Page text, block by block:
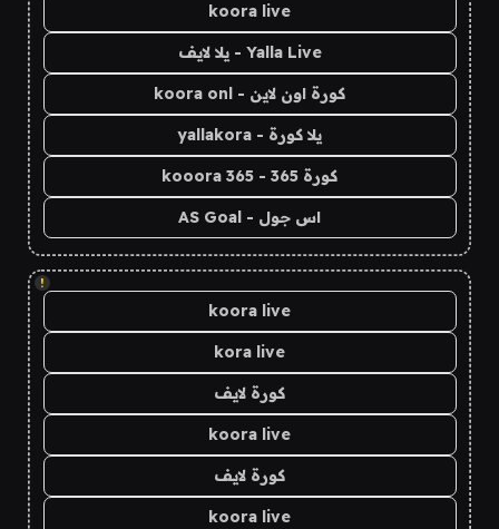
koora live
Yalla Live - يلا لايف
كورة اون لاين - koora onl
يلا كورة - yallakora
كورة 365 - kooora 365
اس جول - AS Goal
!
koora live
kora live
كورة لايف
koora live
كورة لايف
koora live